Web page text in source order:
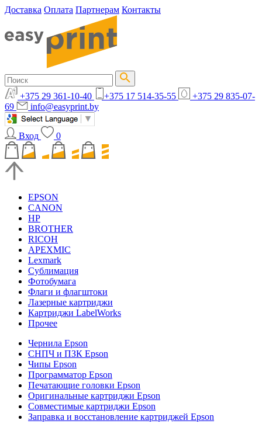
Доставка Оплата Партнерам Контакты
+375 29 361-10-40 +375 17 514-35-55
+375 29 835-07-
69
info@easyprint.by
Вход 0
EPSON
CANON
HP
BROTHER
RICOH
APEXMIC
Lexmark
Сублимация
Фотобумага
Флаги и флагштоки
Лазерные картриджи
Картриджи LabelWorks
Прочее
Чернила Epson
СНПЧ и ПЗК Epson
Чипы Epson
Программатор Epson
Печатающие головки Epson
Оригинальные картриджи Epson
Совместимые картриджи Epson
Заправка и восстановление картриджей Epson